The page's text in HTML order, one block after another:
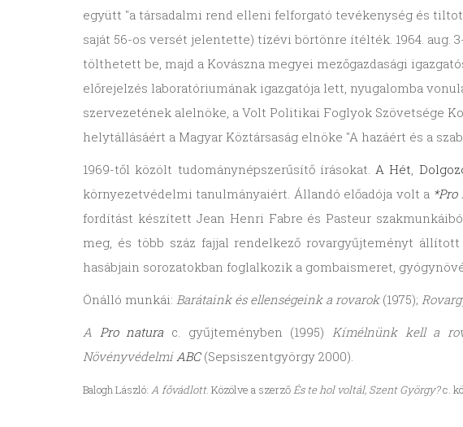
együtt "a társadalmi rend elleni felforgató tevékenység és
saját 56-os versét jelentette) tízévi börtönre ítélték. 1964.
tölthetett be, majd a Kovászna megyei mezőgazdasági
előrejelzés laboratóriumának igazgatója lett, nyugalomba
szervezetének alelnöke, a Volt Politikai Foglyok Szövetsége
helytállásáért a Magyar Köztársaság elnöke "A hazáért és a
1969-től közölt tudománynépszerűsítő írásokat.A Hét,
környezetvédelmi tanulmányaiért. Állandó előadója volt a *Pro
fordítást készített Jean Henri Fabre és Pasteur
meg, és több száz fajjal rendelkező rovargyűjteményt
hasábjain sorozatokban foglalkozik a gombaismeret,
Önálló munkái: Barátaink és ellenségeink a rovarok(1975);
A Pro natura c. gyűjteményben (1995) Kímélnünk kell a
NövényvédelmiABC(Sepsiszentgyörgy 2000).
Balogh László: A fővádlott. Közölve a szerzőÉs te hol voltál, Szent György?c.